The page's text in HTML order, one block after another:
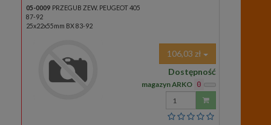
05-0009 PRZEGUB ZEW. PEUGEOT 405
87-92
25x22x55mm BX 83-92
106,03 zł
Dostępność
magazyn ARKO 0
Wprowadź
ilość